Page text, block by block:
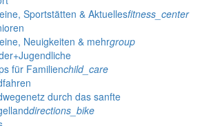
Sportstätten & Aktuellesfitness_center
Neuigkeiten & mehrgroup
für Familienchild_care
durch das sanfte
directions_bike